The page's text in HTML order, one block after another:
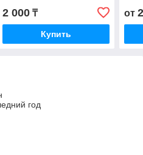
2 000₸
Купить
от
год